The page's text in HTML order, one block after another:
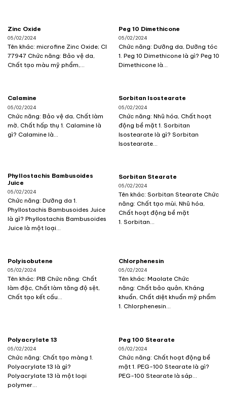
Zinc Oxide
05/02/2024
Tên khác: microfine Zinc Oxide; CI
77947 Chức năng: Bảo vệ da,
Chất tạo màu mỹ phẩm,...
Peg 10 Dimethicone
05/02/2024
Chức năng: Dưỡng da, Dưỡng tóc
1. Peg 10 Dimethicone là gì? Peg 10
Dimethicone là...
Calamine
05/02/2024
Chức năng: Bảo vệ da, Chất làm
mờ, Chất hấp thụ 1. Calamine là
gì? Calamine là...
Sorbitan Isostearate
05/02/2024
Chức năng: Nhũ hóa, Chất hoạt
động bề mặt 1. Sorbitan
Isostearate là gì? Sorbitan
Isostearate...
Phyllostachis Bambusoides
Juice
05/02/2024
Chức năng: Dưỡng da 1.
Phyllostachis Bambusoides Juice
là gì? Phyllostachis Bambusoides
Juice là một loại...
Sorbitan Stearate
05/02/2024
Tên khác: Sorbitan Stearate Chức
năng: Chất tạo mùi, Nhũ hóa,
Chất hoạt động bề mặt
1. Sorbitan...
Polyisobutene
05/02/2024
Tên khác: PIB Chức năng: Chất
làm đặc, Chất làm tăng độ sệt,
Chất tạo kết cấu...
Chlorphenesin
05/02/2024
Tên khác: Maolate Chức
năng: Chất bảo quản, Kháng
khuẩn, Chất diệt khuẩn mỹ phẩm
1. Chlorphenesin...
Polyacrylate 13
05/02/2024
Chức năng: Chất tạo màng 1.
Polyacrylate 13 là gì?
Polyacrylate 13 là một loại
polymer...
Peg 100 Stearate
05/02/2024
Chức năng: Chất hoạt động bề
mặt 1. PEG-100 Stearate là gì?
PEG-100 Stearate là sáp...